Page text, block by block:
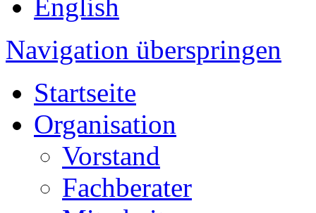
English
Navigation überspringen
Startseite
Organisation
Vorstand
Fachberater